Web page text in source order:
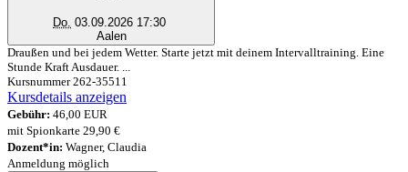
Do. 03.09.2026 17:30
Aalen
Draußen und bei jedem Wetter. Starte jetzt mit deinem Intervalltraining. Eine
Stunde Kraft Ausdauer. ...
Kursnummer 262-35511
Kursdetails anzeigen
Gebühr: 46,00 EUR
mit Spionkarte 29,90 €
Dozent*in: Wagner, Claudia
Anmeldung möglich